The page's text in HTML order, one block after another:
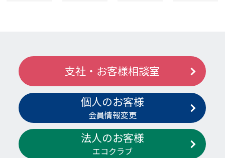
支社・お客様相談室
個人のお客様
会員情報変更
法人のお客様
エコクラブ